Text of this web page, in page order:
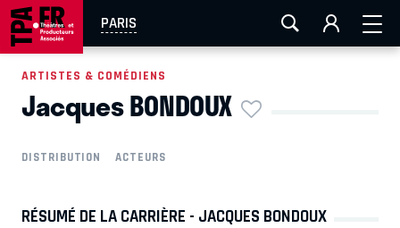
PARIS
AIX-MARSEILLE LA ROCHELLE
EN TOURNÉE
ARTISTES & COMÉDIENS
Jacques BONDOUX
DISTRIBUTION ACTEURS
RÉSUMÉ DE LA CARRIÈRE - JACQUES BONDOUX